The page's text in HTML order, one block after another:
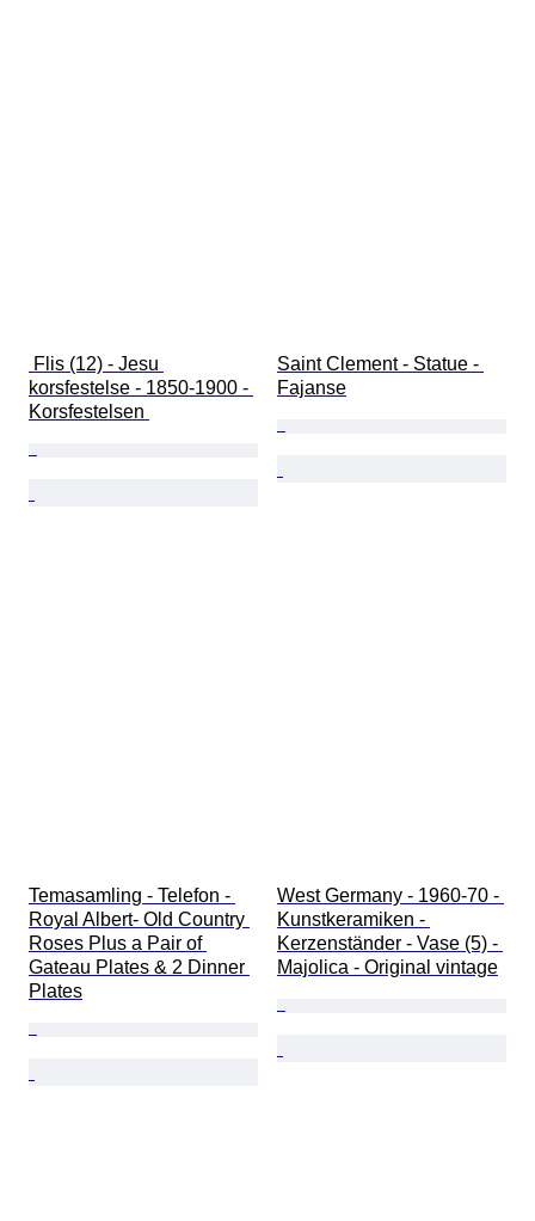
korsfestelse - 1850-1900 -
Korsfestelsen
Saint Clement - Statue -
Fajanse
Temasamling - Telefon -
Royal Albert- Old Country
Roses Plus a Pair of
Gateau Plates & 2 Dinner
Plates
West Germany - 1960-70 -
Kunstkeramiken -
Kerzenständer - Vase (5) -
Majolica - Original vintage